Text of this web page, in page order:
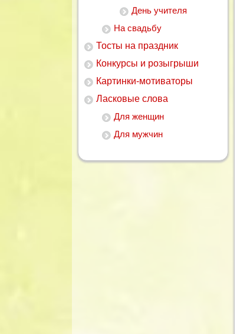
День учителя
На свадьбу
Тосты на праздник
Конкурсы и розыгрыши
Картинки-мотиваторы
Ласковые слова
Для женщин
Для мужчин